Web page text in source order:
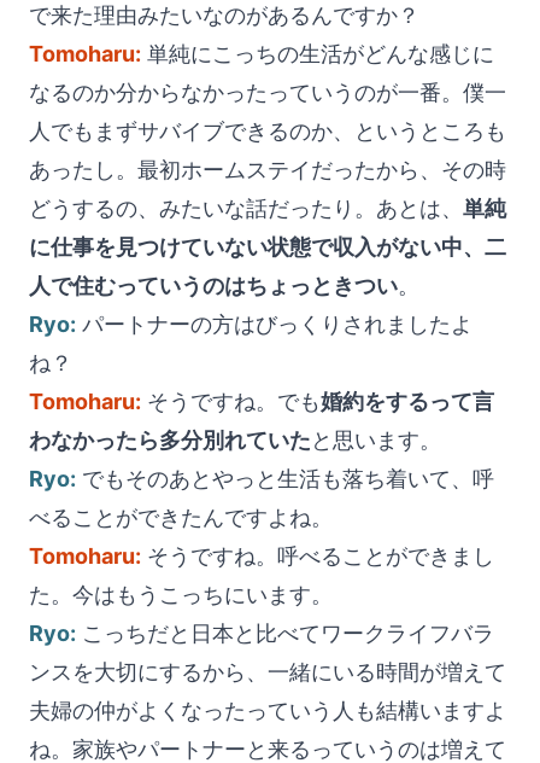
で来た理由みたいなのがあるんですか？
Tomoharu: 単純にこっちの生活がどんな感じに
なるのか分からなかったっていうのが一番。僕一
人でもまずサバイブできるのか、というところも
あったし。最初ホームステイだったから、その時
どうするの、みたいな話だったり。あとは、 単純
に仕事を見つけていない状態で収入がない中、二
人で住むっていうのはちょっときつい。
Ryo: パートナーの方はびっくりされましたよ
ね？
Tomoharu: そうですね。でも婚約をするって言
わなかったら多分別れていたと思います。
Ryo: でもそのあとやっと生活も落ち着いて、呼
べることができたんですよね。
Tomoharu: そうですね。呼べることができまし
た。今はもうこっちにいます。
Ryo: こっちだと日本と比べてワークライフバラ
ンスを大切にするから、一緒にいる時間が増えて
夫婦の仲がよくなったっていう人も結構いますよ
ね。家族やパートナーと来るっていうのは増えて